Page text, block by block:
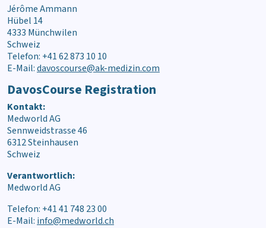
Jérôme Ammann
Hübel 14
4333 Münchwilen
Schweiz
Telefon: +41 62 873 10 10
E-Mail:davoscourse@ak-medizin.com
DavosCourse Registration
Kontakt:
Medworld AG
Sennweidstrasse 46
6312 Steinhausen
Schweiz
Verantwortlich:
Medworld AG
Telefon: +41 41 748 23 00
E-Mail: info@medworld.ch